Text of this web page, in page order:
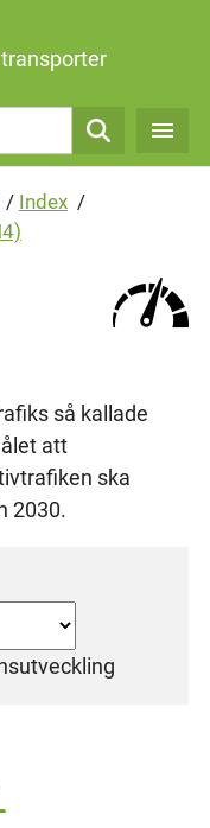
Sök
/ Index /
så kallade
att
ska
2030.